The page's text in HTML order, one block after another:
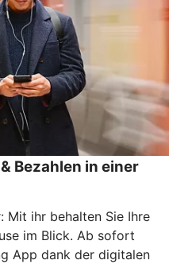
Bezahlen in einer
Mit ihr behalten Sie Ihre
im Blick. Ab sofort
App dank der digitalen